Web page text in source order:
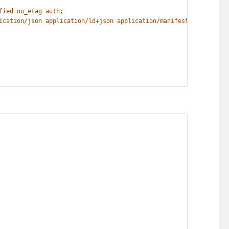
no_etag auth;
json application/ld+json application/manifest+json